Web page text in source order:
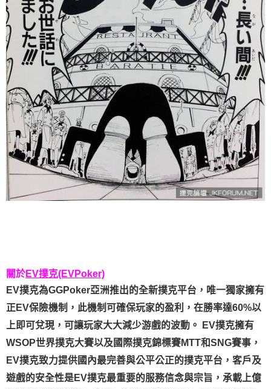
關於EV撲克(EVPoker)
EV撲克為GGPoker亞洲推出的全新撲克平台，唯一獨家擁有
正EV保險機制，此機制可確保玩家的盈利，在勝率達60%以
上即可兌現，可讓玩家大大減少游戲的波動。 EV撲克擁有
WSOP世界撲克大賽以及國際撲克錦標賽MTT和SNG賽事，
EV撲克致力提供國內最完善與公平公正的撲克平台，客戶及
遊戲的安全性是EV撲克最重要的服務信念與宗旨，承載上億